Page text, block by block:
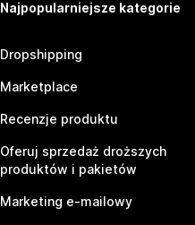
Najpopularniejsze kategorie
Dropshipping
Marketplace
Recenzje produktu
Oferuj sprzedaż droższych
produktów i pakietów
Marketing e-mailowy